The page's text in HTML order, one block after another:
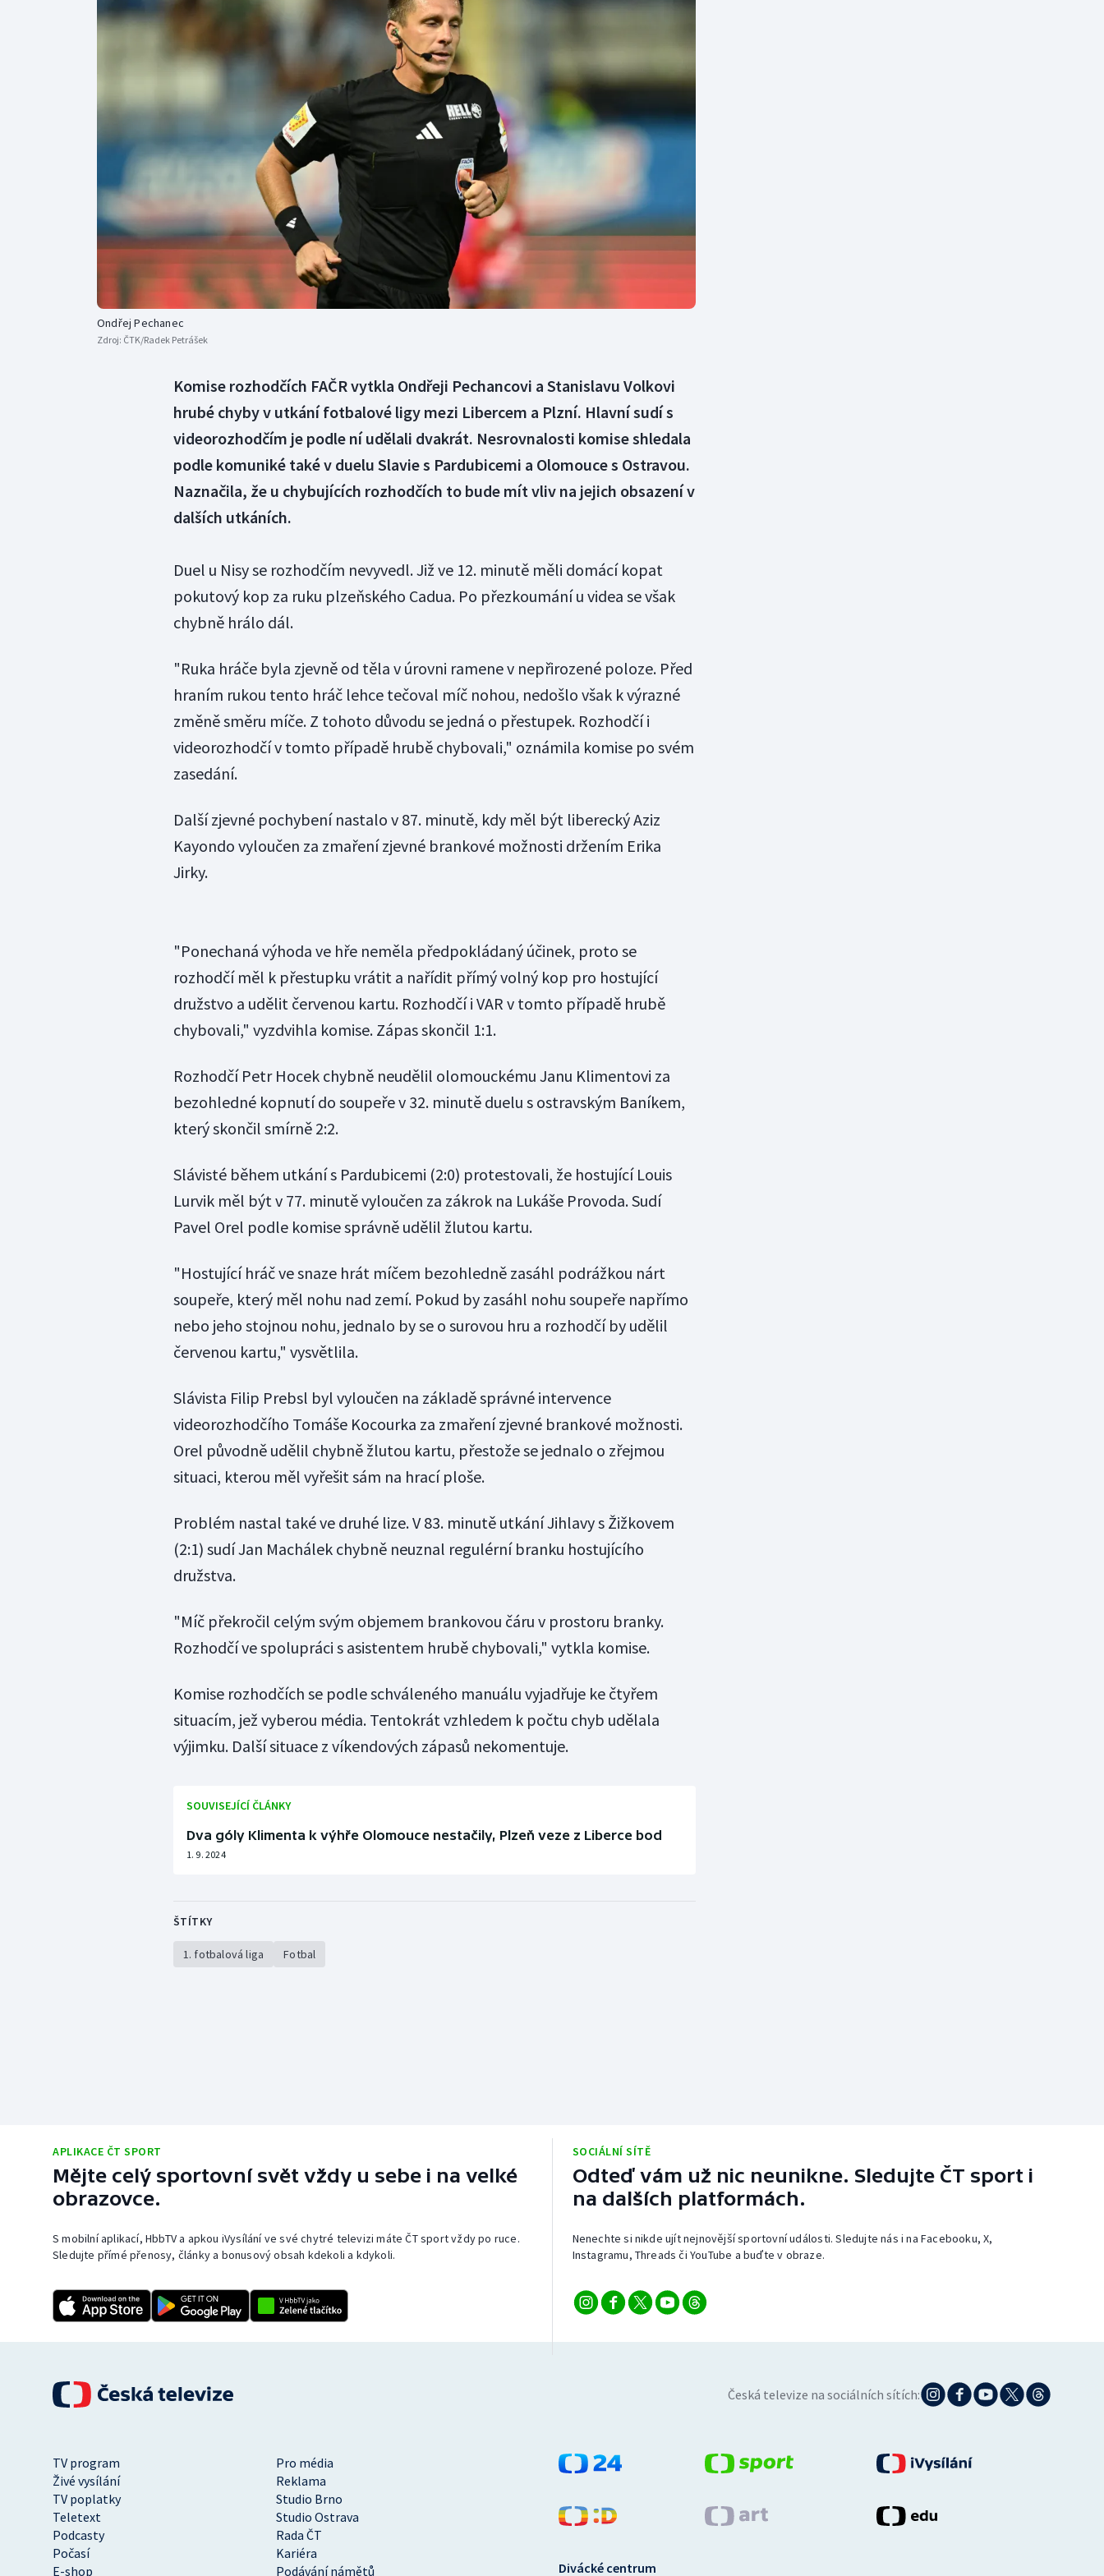
Curling
Futsal
Golf
Gymnastika
Moderní pětiboj
Motorsport
Olympijské hry
Parasport
Plavání
Plážový volejbal
Triatlon
Vodní slalom
Volejbal
Ondřej Pechanec
Zdroj: ČTK/Radek Petrášek
Komise rozhodčích FAČR vytkla Ondřeji Pechancovi a Stanislavu Volkovi
hrubé chyby v utkání fotbalové ligy mezi Libercem a Plzní. Hlavní sudí s
videorozhodčím je podle ní udělali dvakrát. Nesrovnalosti komise shledala
podle komuniké také v duelu Slavie s Pardubicemi a Olomouce s Ostravou.
Naznačila, že u chybujících rozhodčích to bude mít vliv na jejich obsazení v
dalších utkáních.
Duel u Nisy se rozhodčím nevyvedl. Již ve 12. minutě měli domácí kopat
pokutový kop za ruku plzeňského Cadua. Po přezkoumání u videa se však
chybně hrálo dál.
"Ruka hráče byla zjevně od těla v úrovni ramene v nepřirozené poloze. Před
hraním rukou tento hráč lehce tečoval míč nohou, nedošlo však k výrazné
změně směru míče. Z tohoto důvodu se jedná o přestupek. Rozhodčí i
videorozhodčí v tomto případě hrubě chybovali," oznámila komise po svém
zasedání.
Další zjevné pochybení nastalo v 87. minutě, kdy měl být liberecký Aziz
Kayondo vyloučen za zmaření zjevné brankové možnosti držením Erika
Jirky.
"Ponechaná výhoda ve hře neměla předpokládaný účinek, proto se
rozhodčí měl k přestupku vrátit a nařídit přímý volný kop pro hostující
družstvo a udělit červenou kartu. Rozhodčí i VAR v tomto případě hrubě
chybovali," vyzdvihla komise. Zápas skončil 1:1.
Rozhodčí Petr Hocek chybně neudělil olomouckému Janu Klimentovi za
bezohledné kopnutí do soupeře v 32. minutě duelu s ostravským Baníkem,
který skončil smírně 2:2.
Slávisté během utkání s Pardubicemi (2:0) protestovali, že hostující Louis
Lurvik měl být v 77. minutě vyloučen za zákrok na Lukáše Provoda. Sudí
Pavel Orel podle komise správně udělil žlutou kartu.
"Hostující hráč ve snaze hrát míčem bezohledně zasáhl podrážkou nárt
soupeře, který měl nohu nad zemí. Pokud by zasáhl nohu soupeře napřímo
nebo jeho stojnou nohu, jednalo by se o surovou hru a rozhodčí by udělil
červenou kartu," vysvětlila.
Slávista Filip Prebsl byl vyloučen na základě správné intervence
videorozhodčího Tomáše Kocourka za zmaření zjevné brankové možnosti.
Orel původně udělil chybně žlutou kartu, přestože se jednalo o zřejmou
situaci, kterou měl vyřešit sám na hrací ploše.
Problém nastal také ve druhé lize. V 83. minutě utkání Jihlavy s Žižkovem
(2:1) sudí Jan Machálek chybně neuznal regulérní branku hostujícího
družstva.
"Míč překročil celým svým objemem brankovou čáru v prostoru branky.
Rozhodčí ve spolupráci s asistentem hrubě chybovali," vytkla komise.
Komise rozhodčích se podle schváleného manuálu vyjadřuje ke čtyřem
situacím, jež vyberou média. Tentokrát vzhledem k počtu chyb udělala
výjimku. Další situace z víkendových zápasů nekomentuje.
SOUVISEJÍCÍ ČLÁNKY
Dva góly Klimenta k výhře Olomouce nestačily, Plzeň veze z Liberce bod
1. 9. 2024
ŠTÍTKY
1. fotbalová liga Fotbal
APLIKACE ČT SPORT
Mějte celý sportovní svět vždy u sebe i na velké
obrazovce.
S mobilní aplikací, HbbTV a apkou iVysílání ve své chytré televizi máte ČT sport vždy po ruce.
Sledujte přímé přenosy, články a bonusový obsah kdekoli a kdykoli.
SOCIÁLNÍ SÍTĚ
Odteď vám už nic neunikne. Sledujte ČT sport i
na dalších platformách.
Nenechte si nikde ujít nejnovější sportovní události. Sledujte nás i na Facebooku, X,
Instagramu, Threads či YouTube a buďte v obraze.
Česká televize na sociálních sítích:
TV program
Pro média
Živé vysílání
Reklama
TV poplatky
Studio Brno
Teletext
Studio Ostrava
Podcasty
Rada ČT
Počasí
Kariéra
E-shop
Podávání námětů Divácké centrum